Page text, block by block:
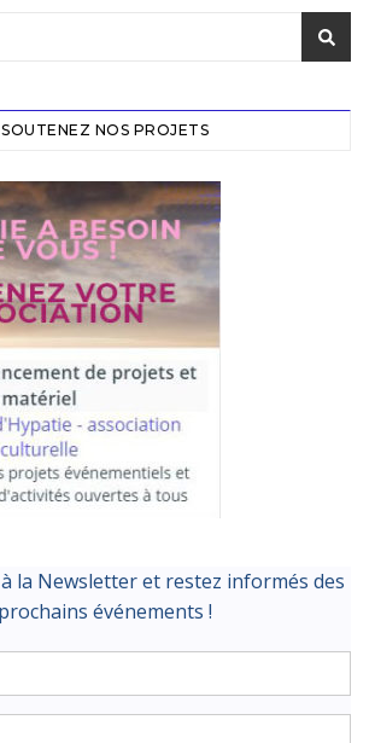
SOUTENEZ NOS PROJETS